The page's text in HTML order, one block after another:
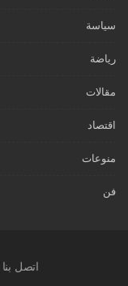
سياسة
رياضة
مقالات
اقتصاد
منوعات
فن
اتصل بنا